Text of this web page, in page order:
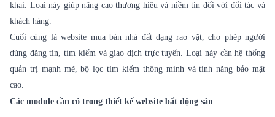
khai. Loại này giúp nâng cao thương hiệu và niềm tin đối với đối tác và
khách hàng.
Cuối cùng là website mua bán nhà đất dạng rao vặt, cho phép người
dùng đăng tin, tìm kiếm và giao dịch trực tuyến. Loại này cần hệ thống
quản trị mạnh mẽ, bộ lọc tìm kiếm thông minh và tính năng bảo mật
cao.
Các module cần có trong thiết kế website bất động sản